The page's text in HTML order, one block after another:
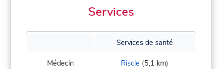
Services
Services de santé
Médecin Riscle (5,1 km)